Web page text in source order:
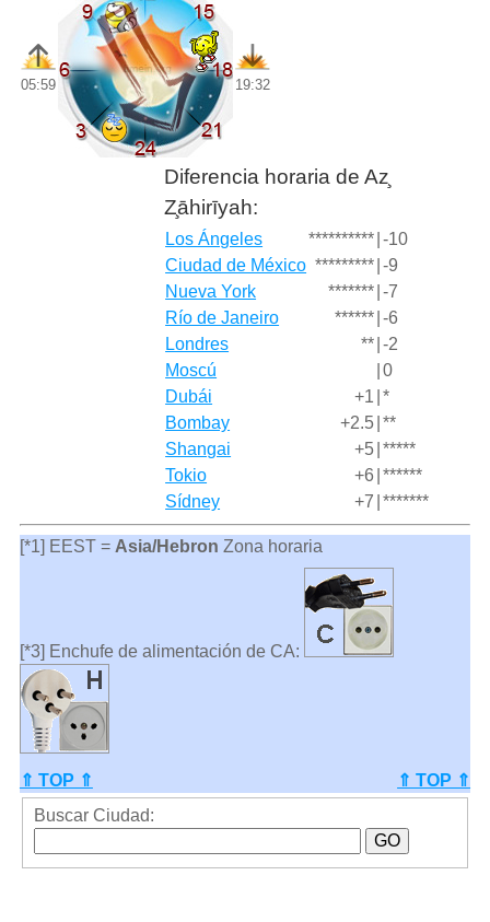
05:59 19:32
Diferencia horaria de Az̧
Z̧āhirīyah:
Los Ángeles ********** -10
Ciudad de México ********* -9
Nueva York
******* -7
Río de Janeiro
****** -6
Londres
** -2
Moscú
0
Dubái
+1 *
Bombay
+2.5 **
Shangai
+5 *****
Tokio
+6 ******
Sídney
+7 *******
[*1] EEST = Asia/Hebron Zona horaria
[*3] Enchufe de alimentación de CA:
⇑ TOP ⇑
⇑ TOP ⇑
Buscar Ciudad: